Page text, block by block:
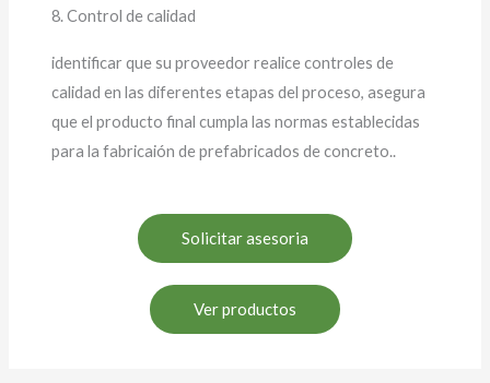
8. Control de calidad
identificar que su proveedor realice controles de
calidad en las diferentes etapas del proceso, asegura
que el producto final cumpla las normas establecidas
para la fabricaión de prefabricados de concreto..
Solicitar asesoria
Ver productos